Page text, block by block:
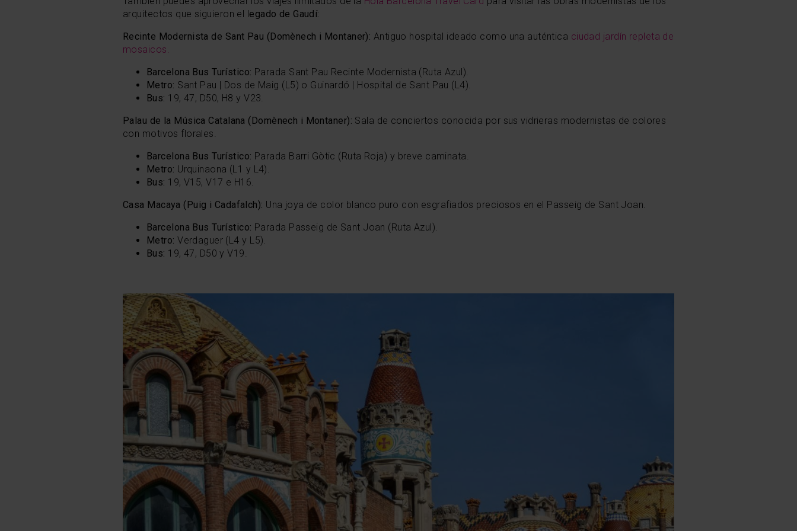
arquitectos que siguieron el legado de Gaudí:
Recinte Modernista de Sant Pau (Domènech i Montaner): Antiguo hospital ideado como una auténtica ciudad jardín repleta de
mosaicos.
Barcelona Bus Turístico: Parada Sant Pau Recinte Modernista (Ruta Azul).
Metro: Sant Pau | Dos de Maig (L5) o Guinardó | Hospital de Sant Pau (L4).
Bus: 19, 47, D50, H8 y V23.
Palau de la Música Catalana (Domènech i Montaner): Sala de conciertos conocida por sus vidrieras modernistas de colores
con motivos florales.
Barcelona Bus Turístico: Parada Barri Gòtic (Ruta Roja) y breve caminata.
Metro: Urquinaona (L1 y L4).
Bus: 19, V15, V17 e H16.
Casa Macaya (Puig i Cadafalch): Una joya de color blanco puro con esgrafiados preciosos en el Passeig de Sant Joan.
Barcelona Bus Turístico: Parada Passeig de Sant Joan (Ruta Azul).
Metro: Verdaguer (L4 y L5).
Bus: 19, 47, D50 y V19.